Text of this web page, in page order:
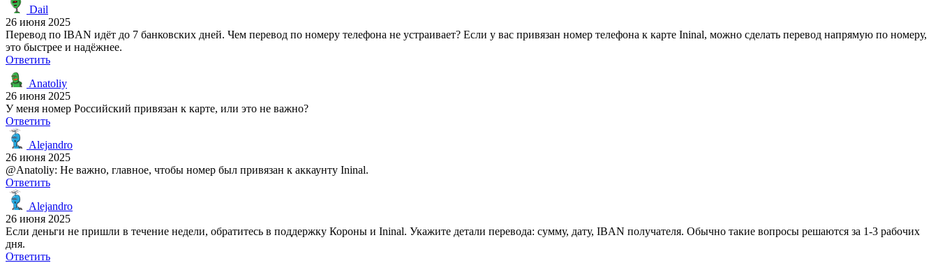
Dail
26 июня 2025
Перевод по IBAN идёт до 7 банковских дней. Чем перевод по номеру телефона не устраивает? Если у вас привязан номер телефона к карте Ininal, можно сделать перевод напрямую по номеру,
это быстрее и надёжнее.
Ответить
Anatoliy
26 июня 2025
У меня номер Российский привязан к карте, или это не важно?
Ответить
Alejandro
26 июня 2025
@Anatoliy: Не важно, главное, чтобы номер был привязан к аккаунту Ininal.
Ответить
Alejandro
26 июня 2025
Если деньги не пришли в течение недели, обратитесь в поддержку Короны и Ininal. Укажите детали перевода: сумму, дату, IBAN получателя. Обычно такие вопросы решаются за 1-3 рабочих
дня.
Ответить